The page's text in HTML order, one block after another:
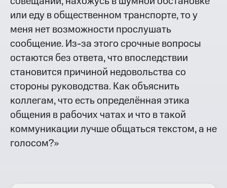
или еду в общественном транспорте, то у
меня нет возможности прослушать
сообщение. Из-за этого срочные вопросы
остаются без ответа, что впоследствии
становится причиной недовольства со
стороны руководства. Как объяснить
коллегам, что есть определённая этика
общения в рабочих чатах и что в такой
коммуникации лучше общаться текстом, а не
голосом?»